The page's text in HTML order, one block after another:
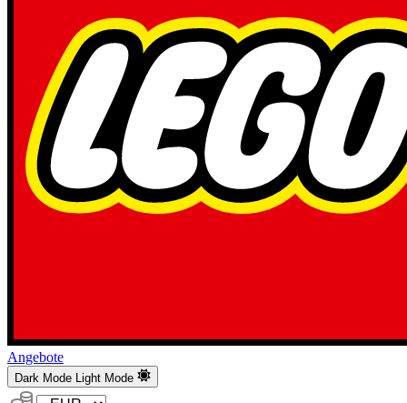
Angebote
Dark Mode Light Mode
Währung: